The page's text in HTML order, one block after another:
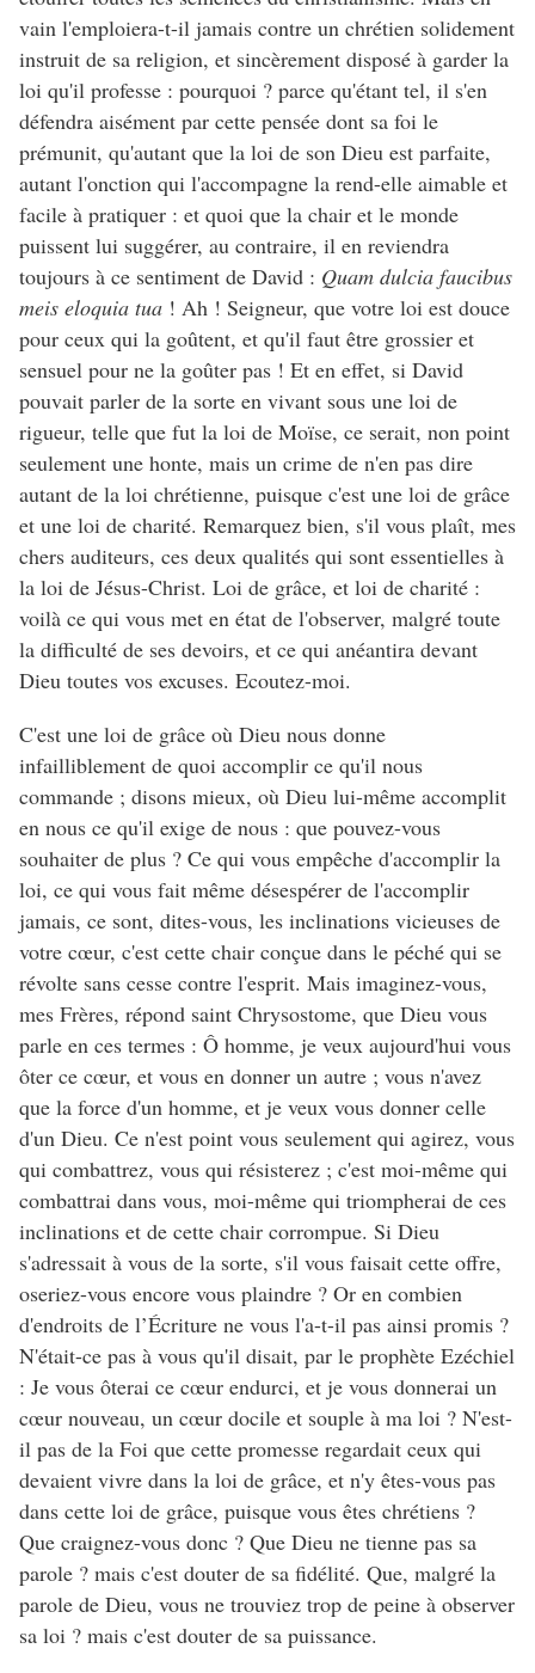
vain l'emploiera-t-il jamais contre un chrétien solidement
instruit de sa religion, et sincèrement disposé à garder la
loi qu'il professe : pourquoi ? parce qu'étant tel, il s'en
défendra aisément par cette pensée dont sa foi le
prémunit, qu'autant que la loi de son Dieu est parfaite,
autant l'onction qui l'accompagne la rend-elle aimable et
facile à pratiquer : et quoi que la chair et le monde
puissent lui suggérer, au contraire, il en reviendra
toujours à ce sentiment de David : Quam dulcia faucibus
meis eloquia tua ! Ah ! Seigneur, que votre loi est douce
pour ceux qui la goûtent, et qu'il faut être grossier et
sensuel pour ne la goûter pas ! Et en effet, si David
pouvait parler de la sorte en vivant sous une loi de
rigueur, telle que fut la loi de Moïse, ce serait, non point
seulement une honte, mais un crime de n'en pas dire
autant de la loi chrétienne, puisque c'est une loi de grâce
et une loi de charité. Remarquez bien, s'il vous plaît, mes
chers auditeurs, ces deux qualités qui sont essentielles à
la loi de Jésus-Christ. Loi de grâce, et loi de charité :
voilà ce qui vous met en état de l'observer, malgré toute
la difficulté de ses devoirs, et ce qui anéantira devant
Dieu toutes vos excuses. Ecoutez-moi.
C'est une loi de grâce où Dieu nous donne
infailliblement de quoi accomplir ce qu'il nous
commande ; disons mieux, où Dieu lui-même accomplit
en nous ce qu'il exige de nous : que pouvez-vous
souhaiter de plus ? Ce qui vous empêche d'accomplir la
loi, ce qui vous fait même désespérer de l'accomplir
jamais, ce sont, dites-vous, les inclinations vicieuses de
votre cœur, c'est cette chair conçue dans le péché qui se
révolte sans cesse contre l'esprit. Mais imaginez-vous,
mes Frères, répond saint Chrysostome, que Dieu vous
parle en ces termes : Ô homme, je veux aujourd'hui vous
ôter ce cœur, et vous en donner un autre ; vous n'avez
que la force d'un homme, et je veux vous donner celle
d'un Dieu. Ce n'est point vous seulement qui agirez, vous
qui combattrez, vous qui résisterez ; c'est moi-même qui
combattrai dans vous, moi-même qui triompherai de ces
inclinations et de cette chair corrompue. Si Dieu
s'adressait à vous de la sorte, s'il vous faisait cette offre,
oseriez-vous encore vous plaindre ? Or en combien
d'endroits de l’Écriture ne vous l'a-t-il pas ainsi promis ?
N'était-ce pas à vous qu'il disait, par le prophète Ezéchiel
: Je vous ôterai ce cœur endurci, et je vous donnerai un
cœur nouveau, un cœur docile et souple à ma loi ? N'est-
il pas de la Foi que cette promesse regardait ceux qui
devaient vivre dans la loi de grâce, et n'y êtes-vous pas
dans cette loi de grâce, puisque vous êtes chrétiens ?
Que craignez-vous donc ? Que Dieu ne tienne pas sa
parole ? mais c'est douter de sa fidélité. Que, malgré la
parole de Dieu, vous ne trouviez trop de peine à observer
sa loi ? mais c'est douter de sa puissance.